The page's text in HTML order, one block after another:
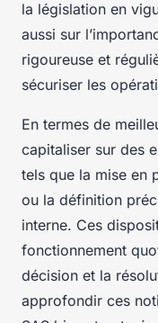
la législation en
aussi sur
rigoureuse et
sécuriser les
En termes de
capitaliser sur des
tels que la mise en
ou la définition
interne. Ces
fonctionnement
décision et la
approfondir ces